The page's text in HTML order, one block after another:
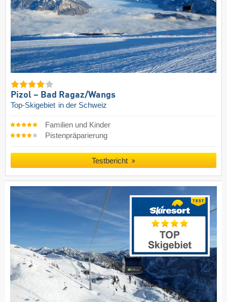
Pizol – Bad Ragaz/​Wangs
Top-Skigebiet in der Schweiz
Familien und Kinder
Pistenpräparierung
Testbericht